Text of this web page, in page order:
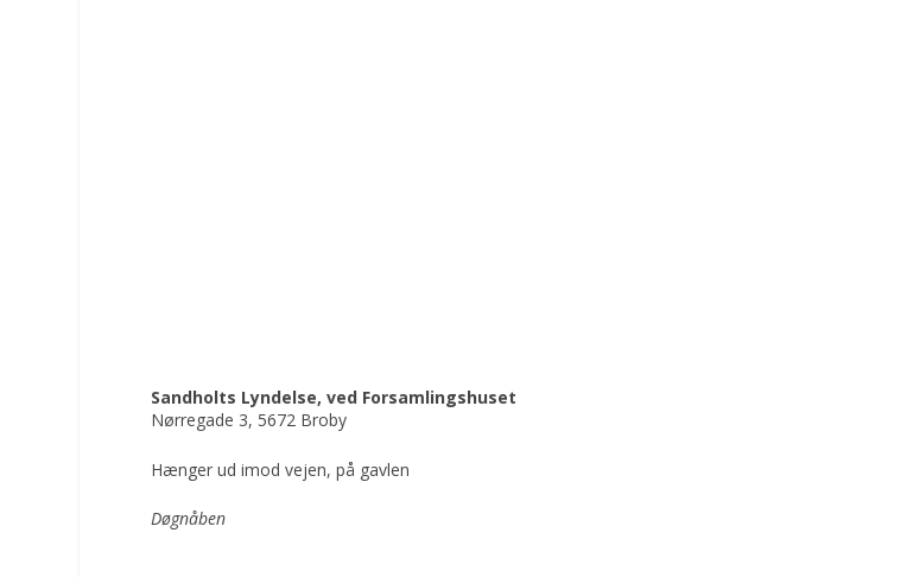
Sandholts Lyndelse, ved Forsamlingshuset
Nørregade 3, 5672 Broby
Hænger ud imod vejen, på gavlen
Døgnåben